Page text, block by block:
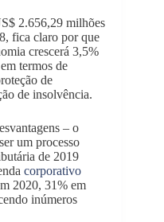
2.656,29 milhões
fica claro por que
crescerá 3,5%
termos de
de
de insolvência.
– o
um processo
de 2019
corporativo
2020, 31% em
inúmeros